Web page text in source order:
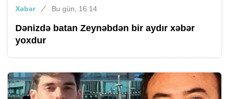
Xəbər Bu gün, 16:14
Dənizdə batan Zeynəbdən bir aydır xəbər
yoxdur